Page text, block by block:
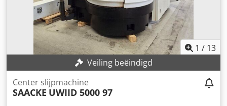
1 / 13
Veiling beëindigd
Center slijpmachine
SAACKE UWIID 5000 97